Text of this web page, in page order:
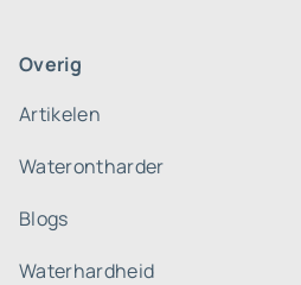
Overig
Artikelen
Waterontharder
Blogs
Waterhardheid